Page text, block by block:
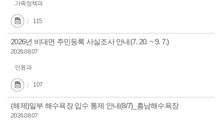
가족정책과
115
2026년 비대면 주민등록 사실조사 안내(7. 20. ~ 9. 7.)
2026.08.07
민원과
107
(해제)일부 해수욕장 입수 통제 안내(8/7)_흥남해수욕장
2026.08.07